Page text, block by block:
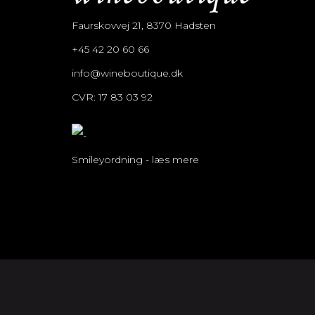
Faurskovvej 21, 8370 Hadsten
+45 42 20 60 66
info@wineboutique.dk
CVR: 17 83 03 92
Smileyordning - læs mere